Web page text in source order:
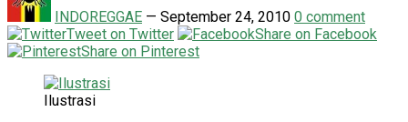
INDOREGGAE — September 24, 2010 0 comment
Tweet on Twitter
Share on Facebook
Share on Pinterest
Ilustrasi